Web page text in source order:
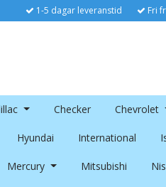
1-5 dagar leveranstid Fri
Checker Chevrolet
Hyundai International
Mercury Mitsubishi